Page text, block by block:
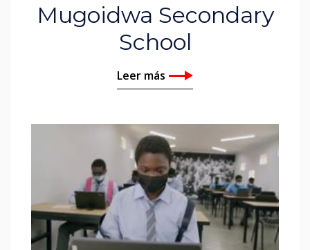
Mugoidwa Secondary
School
Leer más